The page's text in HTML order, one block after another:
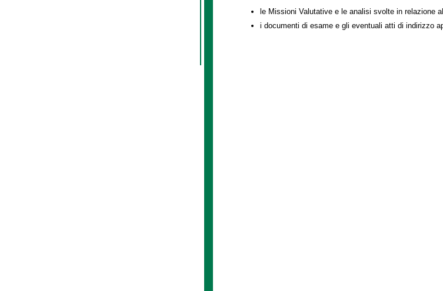
le Missioni Valutative e le analisi svolte in relazione
i documenti di esame e gli eventuali atti di indirizzo